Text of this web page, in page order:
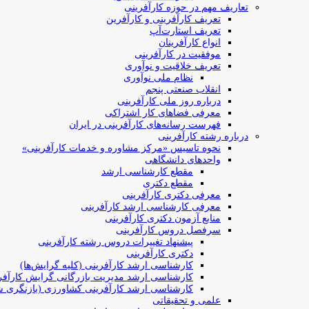
تعاریف مهم در حوزه کارآفرینی
تعریف کارآفرینی و کارآفرین
تعریف استارت‌آپ
انواع کارآفرینان
موفقیت در کارآفرینی
تعریف خلاقیت و نوآوری
نظام ملی نوآوری
انقلاب صنعتی پنجم
درباره روز ملی کارآفرینی
معرفی فضاهای کار اشتراکی
فهرست رسانه‌های کارآفرینی در ایران
درباره رشته کارآفرینی
نحوه تاسیس «مرکز مشاوره و خدمات کارآفرینی»
واحدهای دانشگاهی
مقطع کارشناسی ارشد
مقطع دکتری
معرفی دکتری کارآفرینی
معرفی کارشناسی ارشد کارآفرینی
منابع آزمون دکتری کارآفرینی
سرفصل دروس کارآفرینی
پیشنهاد تغییرات دروس رشته کارآفرینی
دکتری کارآفرینی
کارشناسی ارشد کارآفرینی (کلیه گرایش‌ها)
کارشناسی ارشد مدیریت بازرگانی گرایش
کارشناسی ارشد کارآفرینی کشاورزی (بازنگری
علمی و تحقیقاتی